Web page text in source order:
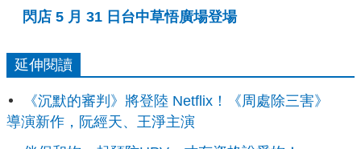
閃店 5 月 31 日台中草悟廣場登場
延伸閱讀
《沉默的審判》將登陸 Netflix！《周處除三害》
導演新作，阮經天、王淨主演